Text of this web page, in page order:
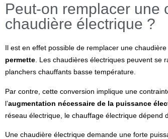
Peut-on remplacer une
chaudière électrique ?
Il est en effet possible de remplacer une
permette. Les chaudières électriques peuvent se
planchers chauffants basse température.
Par contre, cette conversion implique une
l’augmentation nécessaire de la puissance
réseau électrique, le chauffage électrique dépend
Une chaudière électrique demande une forte